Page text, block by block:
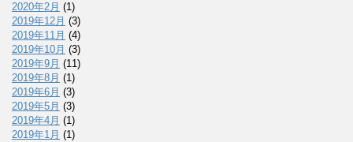
2020年2月 (1)
2019年12月 (3)
2019年11月 (4)
2019年10月 (3)
2019年9月 (11)
2019年8月 (1)
2019年6月 (3)
2019年5月 (3)
2019年4月 (1)
2019年1月 (1)